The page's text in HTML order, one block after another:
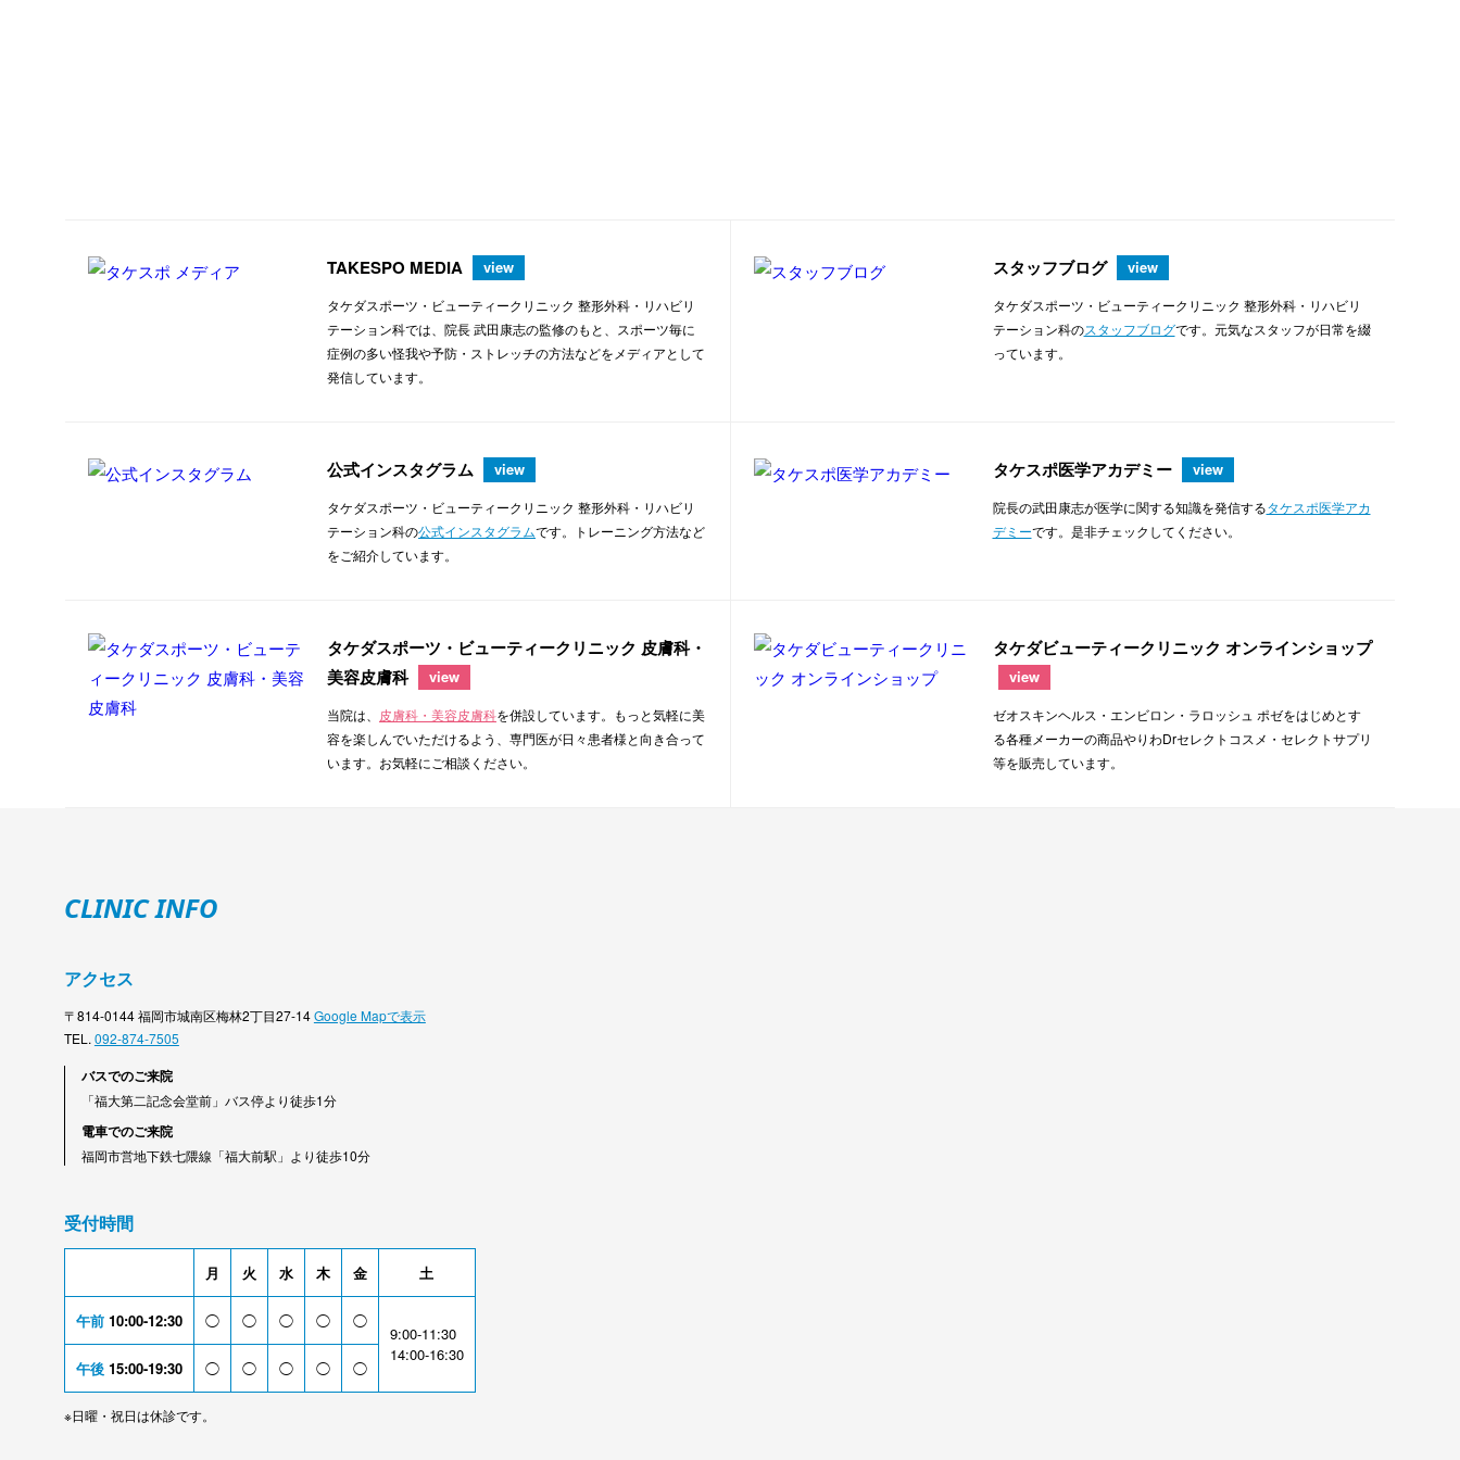
TAKESPO MEDIA view
タケダスポーツ・ビューティークリニック 整形外科・リハビリ
テーション科では、院長 武田康志の監修のもと、スポーツ毎に
症例の多い怪我や予防・ストレッチの方法などをメディアとして
発信しています。
スタッフブログ view
タケダスポーツ・ビューティークリニック 整形外科・リハビリ
テーション科のスタッフブログです。元気なスタッフが日常を綴
っています。
公式インスタグラム view
タケダスポーツ・ビューティークリニック 整形外科・リハビリ
テーション科の公式インスタグラムです。トレーニング方法など
をご紹介しています。
タケスポ医学アカデミー view
院長の武田康志が医学に関する知識を発信するタケスポ医学アカ
デミーです。是非チェックしてください。
タケダスポーツ・ビューティークリニック 皮膚科・
美容皮膚科
view
当院は、 皮膚科・美容皮膚科を併設しています。もっと気軽に美
容を楽しんでいただけるよう、専門医が日々患者様と向き合って
います。お気軽にご相談ください。
タケダビューティークリニック オンラインショップ
view
ゼオスキンヘルス・エンビロン・ラロッシュ ポゼをはじめとす
る各種メーカーの商品やりわDrセレクトコスメ・セレクトサプリ
等を販売しています。
CLINIC INFO
アクセス
〒814-0144 福岡市城南区梅林2丁目27-14Google Mapで表示
TEL. 092-874-7505
バスでのご来院
「福大第二記念会堂前」バス停より徒歩1分
電車でのご来院
福岡市営地下鉄七隈線「福大前駅」より徒歩10分
受付時間
月 火 水 木 金 土
午前10:00-12:30 ◯ ◯ ◯ ◯ ◯
9:00-11:30
14:00-16:30
午後15:00-19:30 ◯ ◯ ◯ ◯ ◯
※日曜・祝日は休診です。